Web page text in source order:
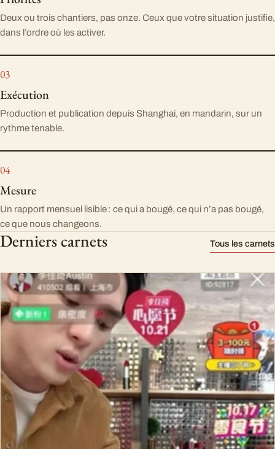
Deux ou trois chantiers, pas onze. Ceux que votre situation justifie,
dans l’ordre où les activer.
Exécution
Production et publication depuis Shanghai, en mandarin, sur un
rythme tenable.
Mesure
Un rapport mensuel lisible : ce qui a bougé, ce qui n’a pas bougé,
ce que nous changeons.
Derniers carnets Tous les carnets